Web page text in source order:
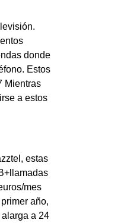
donde
Estos
Mientras
a estos
estas
mes
año,
a 24